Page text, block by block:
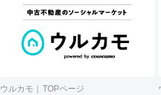
ウルカモ｜TOPページ